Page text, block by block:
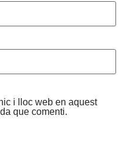
i lloc web en aquest
que comenti.